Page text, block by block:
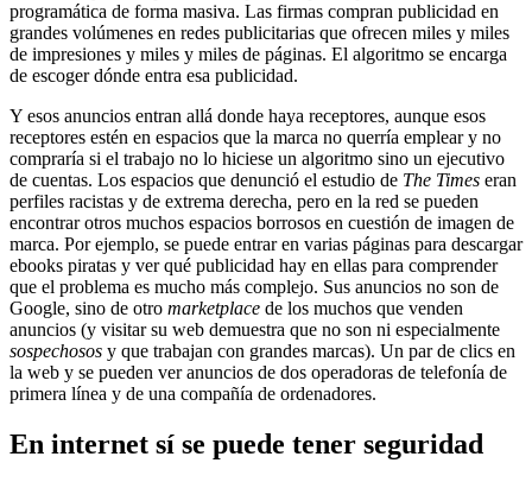
programática de forma masiva. Las firmas compran publicidad en
grandes volúmenes en redes publicitarias que ofrecen miles y miles
de impresiones y miles y miles de páginas. El algoritmo se encarga
de escoger dónde entra esa publicidad.
Y esos anuncios entran allá donde haya receptores, aunque esos
receptores estén en espacios que la marca no querría emplear y no
compraría si el trabajo no lo hiciese un algoritmo sino un ejecutivo
de cuentas. Los espacios que denunció el estudio de The Times eran
perfiles racistas y de extrema derecha, pero en la red se pueden
encontrar otros muchos espacios borrosos en cuestión de imagen de
marca. Por ejemplo, se puede entrar en varias páginas para descargar
ebooks piratas y ver qué publicidad hay en ellas para comprender
que el problema es mucho más complejo. Sus anuncios no son de
Google, sino de otro marketplace de los muchos que venden
anuncios (y visitar su web demuestra que no son ni especialmente
sospechosos y que trabajan con grandes marcas). Un par de clics en
la web y se pueden ver anuncios de dos operadoras de telefonía de
primera línea y de una compañía de ordenadores.
En internet sí se puede tener seguridad